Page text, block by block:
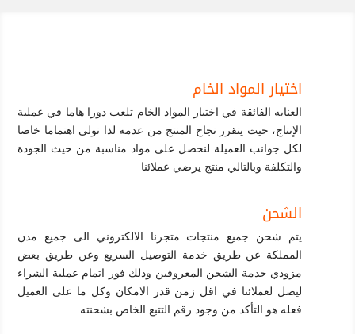
اختيار المواد الخام
العنايه الفائقة في اختيار المواد الخام تلعب دورا هاما في عملية
الإنتاج، حيث يتقرر نجاح المنتج من عدمه لذا نولي اهتماما خاصا
لكل جوانب العميلة لنحصل على مواد مناسبة من حيث الجودة
والتكلفة وبالتالي منتج يرضي عملائنا
الشحن
يتم شحن جميع منتجات متجرنا الالكتروني الى جميع مدن
المملكة عن طريق خدمة التوصيل السريع وعن طريق بعض
مزودي خدمة الشحن المعروفين وذلك فور اتمام عملية الشراء
ليصل لعملائنا في اقل زمن قدر الامكان وكل ما على العميل
فعله هو التأكد من وجود رقم التتبع الخاص بشحنته.